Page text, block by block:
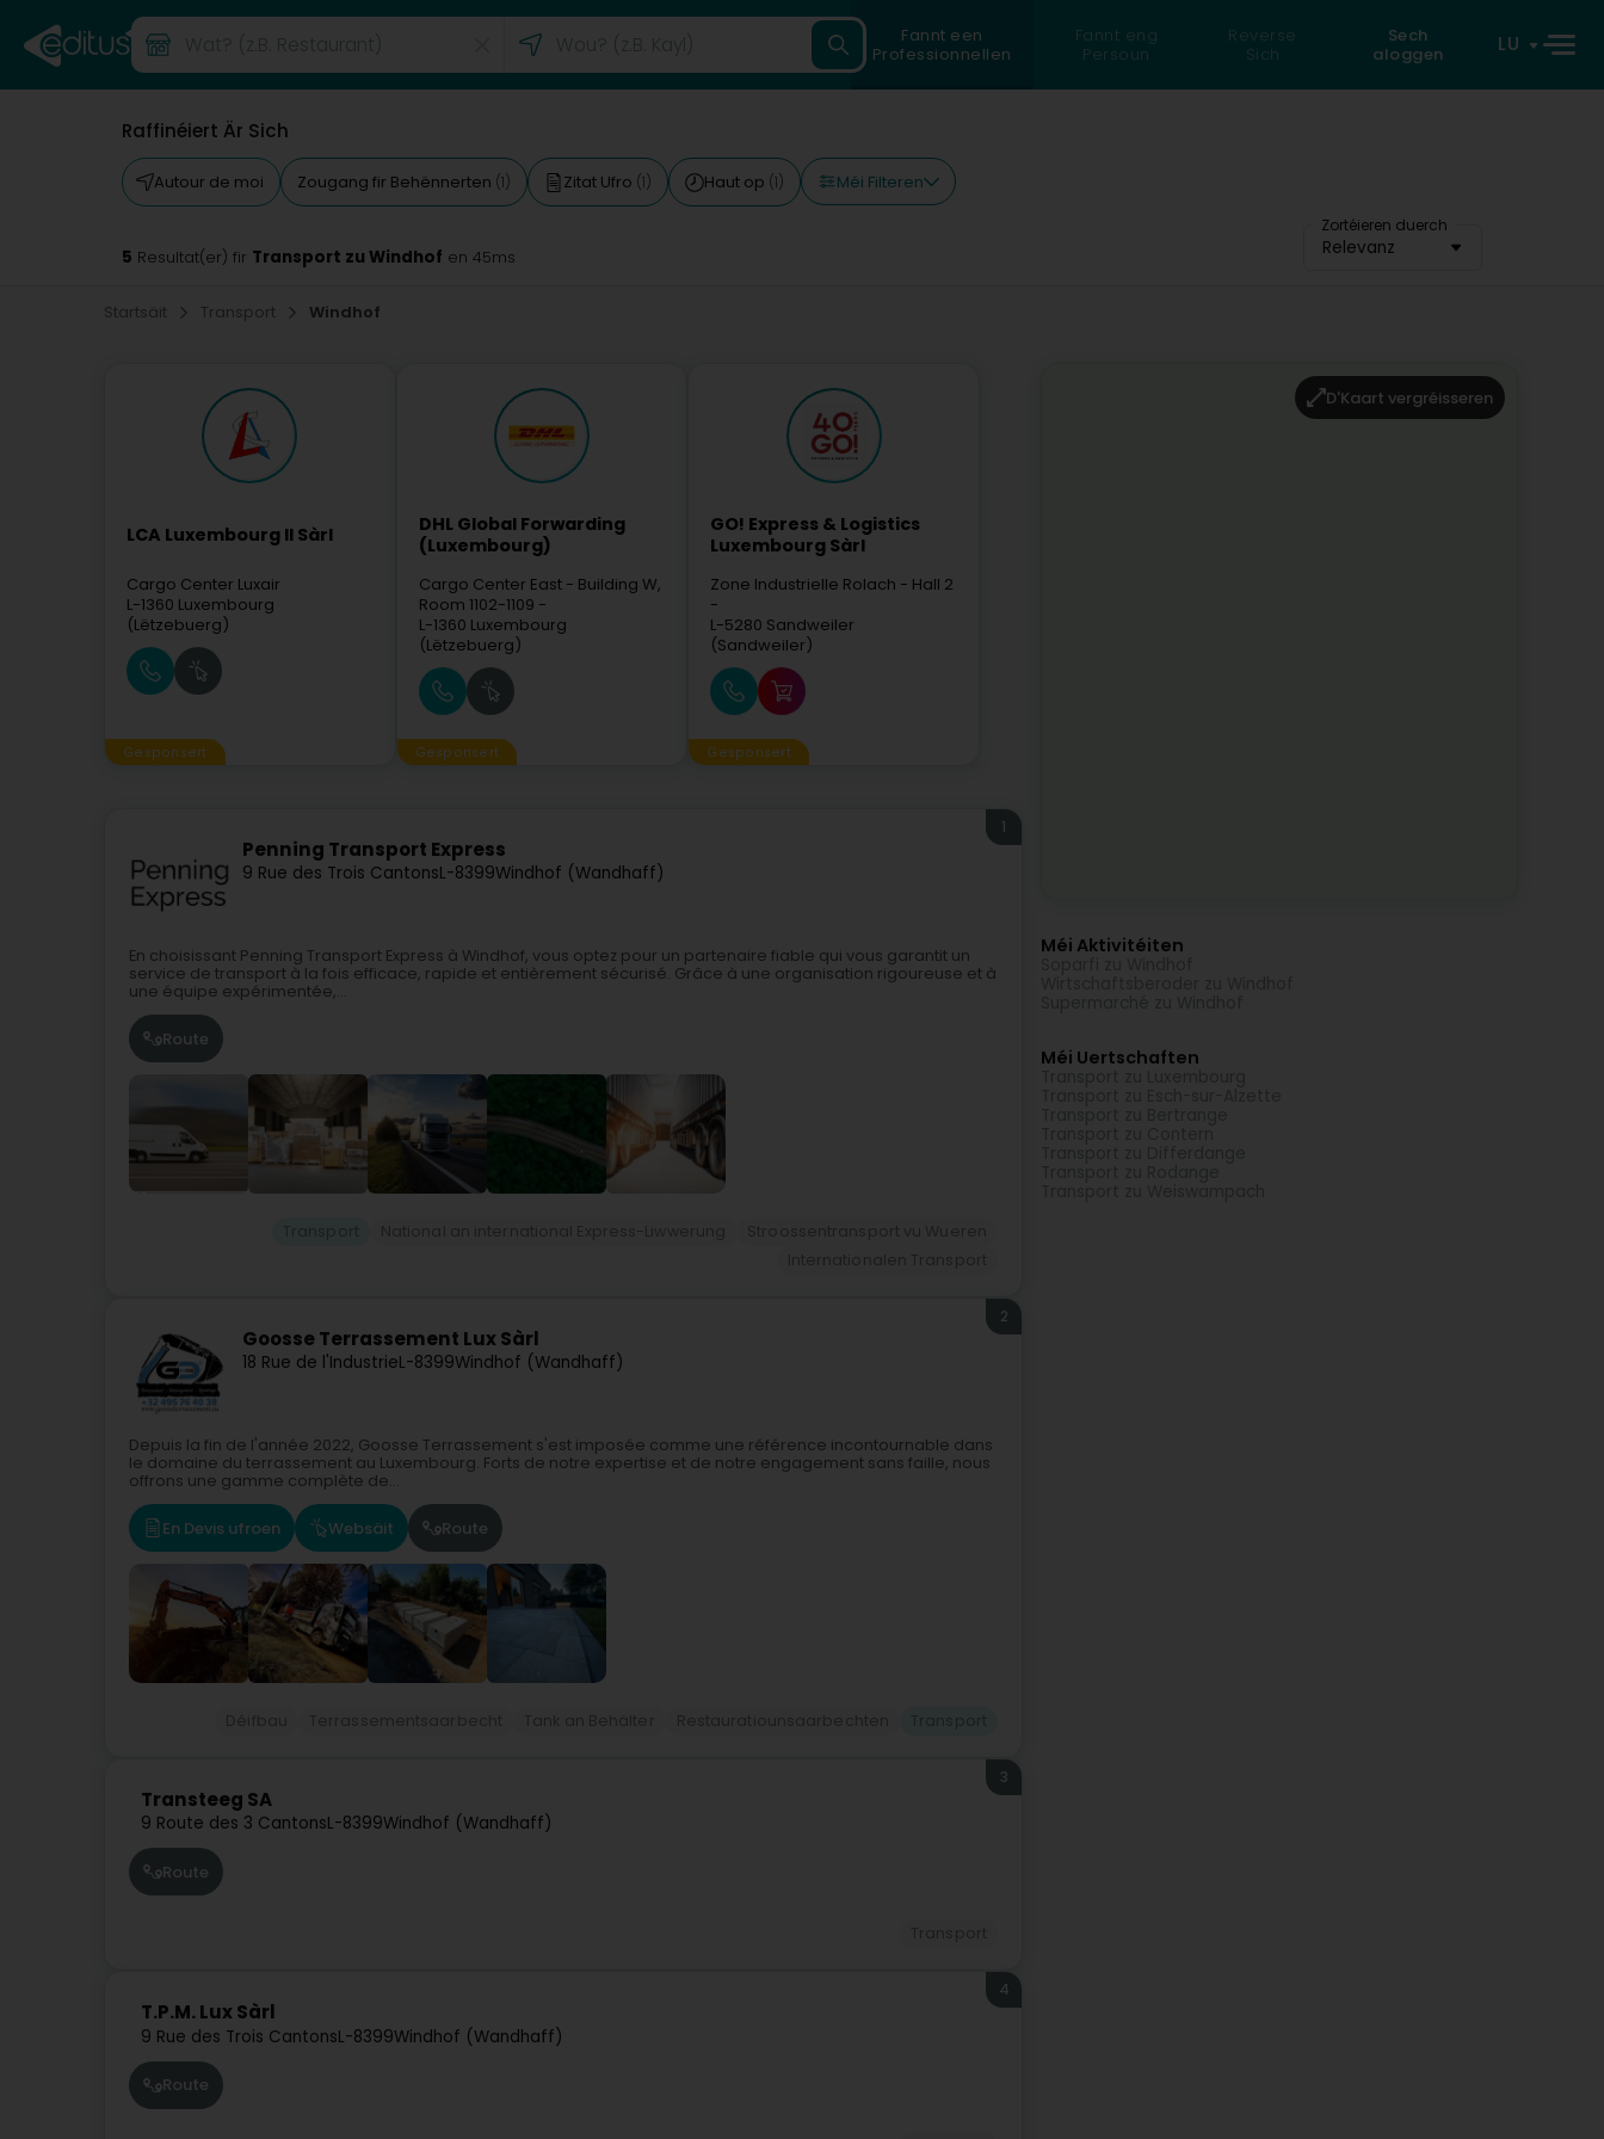
Fannt een
Professionnellen
Fannt eng
Persoun
Reverse
Sich
Sech
aloggen
LU
Raffinéiert Är Sich
Autour de moi Zougang fir Behënnerten (1) Zitat Ufro (1) Haut op (1) Méi Filteren
Zortéieren duerch
Relevanz
5 Resultat(er) fir Transport zu Windhof en 45ms
Startsäit Transport Windhof
LCA Luxembourg II Sàrl
Cargo Center Luxair
L-1360 Luxembourg
(Lëtzebuerg)
Gesponsert
DHL Global Forwarding
(Luxembourg)
Cargo Center East - Building W,
Room 1102-1109 -
L-1360 Luxembourg
(Lëtzebuerg)
Gesponsert
GO! Express & Logistics
Luxembourg Sàrl
Zone Industrielle Rolach - Hall 2
-
L-5280 Sandweiler
(Sandweiler)
Gesponsert
Penning Transport Express
9 Rue des Trois CantonsL-8399Windhof (Wandhaff)
1
En choisissant Penning Transport Express à Windhof, vous optez pour un partenaire fiable qui vous garantit un
service de transport à la fois efficace, rapide et entièrement sécurisé. Grâce à une organisation rigoureuse et à
une équipe expérimentée,...
Route
Goosse Terrassement Lux Sàrl
18 Rue de l'IndustrieL-8399Windhof (Wandhaff)
2
Depuis la fin de l'année 2022, Goosse Terrassement s'est imposée comme une référence incontournable dans
le domaine du terrassement au Luxembourg. Forts de notre expertise et de notre engagement sans faille, nous
offrons une gamme complète de...
En Devis ufroen Websäit Route
Transteeg SA
9 Route des 3 CantonsL-8399Windhof (Wandhaff)
3
Route
T.P.M. Lux Sàrl
9 Rue des Trois CantonsL-8399Windhof (Wandhaff)
4
Route
D'Kaart vergréisseren
Méi Aktivitéiten
Méi Uertschaften